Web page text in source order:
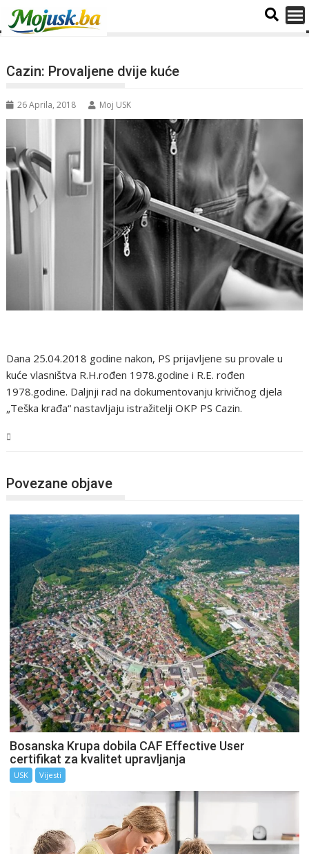
Cazin: Provaljene dvije kuće
26 Aprila, 2018 Moj USK
Dana 25.04.2018 godine nakon, PS prijavljene su provale u
kuće vlasništva R.H.rođen 1978.godine i R.E. rođen
1978.godine. Daljnji rad na dokumentovanju krivičnog djela
„Teška krađa“ nastavljaju istražitelji OKP PS Cazin.
Povezane objave
Bosanska Krupa dobila CAF Effective User
certifikat za kvalitet upravljanja
USK Vijesti